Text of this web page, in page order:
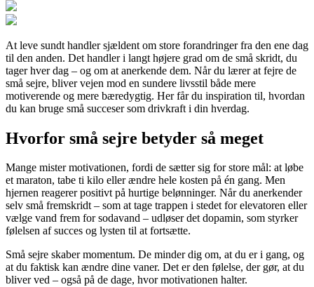
At leve sundt handler sjældent om store forandringer fra den ene dag
til den anden. Det handler i langt højere grad om de små skridt, du
tager hver dag – og om at anerkende dem. Når du lærer at fejre de
små sejre, bliver vejen mod en sundere livsstil både mere
motiverende og mere bæredygtig. Her får du inspiration til, hvordan
du kan bruge små succeser som drivkraft i din hverdag.
Hvorfor små sejre betyder så meget
Mange mister motivationen, fordi de sætter sig for store mål: at løbe
et maraton, tabe ti kilo eller ændre hele kosten på én gang. Men
hjernen reagerer positivt på hurtige belønninger. Når du anerkender
selv små fremskridt – som at tage trappen i stedet for elevatoren eller
vælge vand frem for sodavand – udløser det dopamin, som styrker
følelsen af succes og lysten til at fortsætte.
Små sejre skaber momentum. De minder dig om, at du er i gang, og
at du faktisk kan ændre dine vaner. Det er den følelse, der gør, at du
bliver ved – også på de dage, hvor motivationen halter.